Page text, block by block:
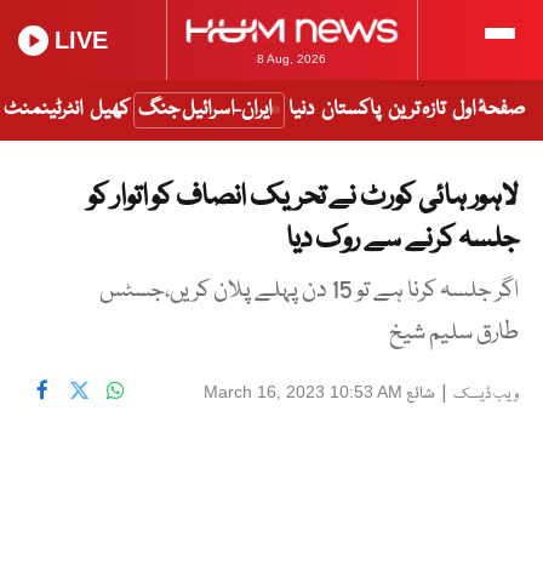
8 Aug, 2026
LIVE
صفحۂ اول تازہ ترین پاکستان دنیا ایران-اسرائیل جنگ کھیل انٹرٹینمنٹ
لاہور ہائی کورٹ نے تحریک انصاف کو اتوار کو
جلسہ کرنے سے روک دیا
اگر جلسہ کرنا ہے تو 15 دن پہلے پلان کریں،جسٹس
طارق سلیم شیخ
ویب ڈیسک | شائع March 16, 2023 10:53 AM